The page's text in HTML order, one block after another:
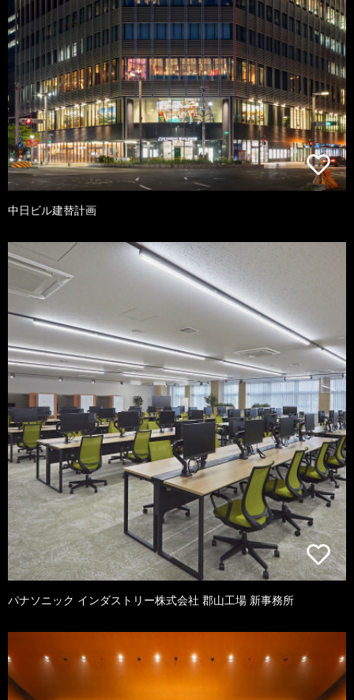
中日ビル建替計画
パナソニック インダストリー株式会社 郡山工場 新事務所